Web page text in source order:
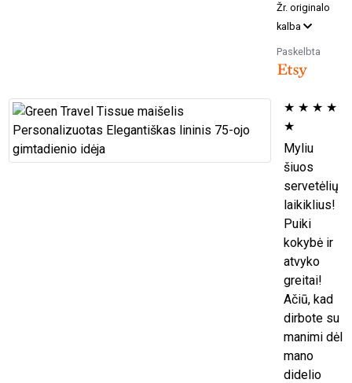
Žr. originalo
kalba
Paskelbta
★ ★ ★ ★
★
Myliu
šiuos
servetėlių
laikiklius!
Puiki
kokybė ir
atvyko
greitai!
Ačiū, kad
dirbote su
manimi dėl
mano
didelio